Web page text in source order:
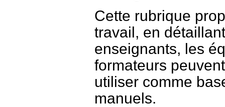
Cette rubrique
travail, en
enseignants, les
formateurs
utiliser comme
manuels.